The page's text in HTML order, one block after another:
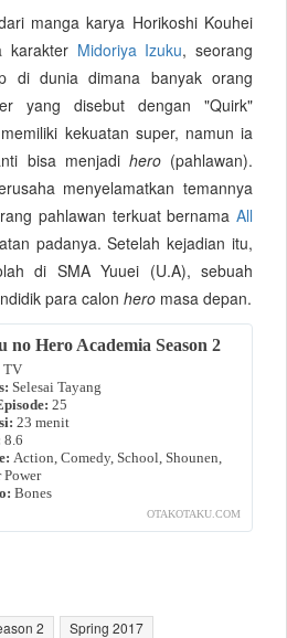
manga karya Horikoshi Kouhei
karakter Midoriya Izuku, seorang
di dunia dimana banyak orang
yang disebut dengan "Quirk"
kekuatan super, namun ia
bisa menjadi hero(pahlawan).
menyelamatkan temannya
pahlawan terkuat bernamaAll
padanya. Setelah kejadian itu,
di SMA Yuuei (U.A), sebuah
para calon hero masa depan.
2 Spring 2017